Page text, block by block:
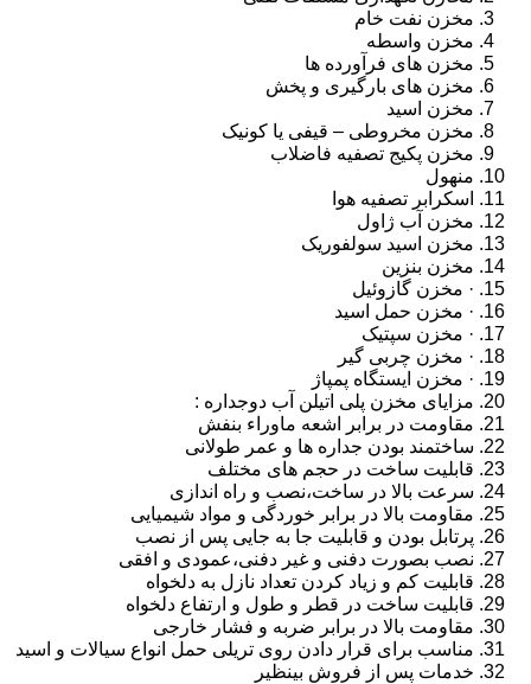
مخزن نفت خام
مخزن واسطه
مخزن های فرآورده ها
مخزن های بارگیری و پخش
مخزن اسید
مخزن مخروطی – قیفی یا کونیک
مخزن پکیج تصفیه فاضلاب
منهول
اسکرابر تصفیه هوا
مخزن آب ژاول
مخزن اسید سولفوریک
مخزن بنزین
· مخزن گازوئیل
· مخزن حمل اسید
· مخزن سپتیک
· مخزن چربی گیر
· مخزن ایستگاه پمپاژ
مزایای مخزن پلی اتیلن آب دوجداره :
مقاومت در برابر اشعه ماوراء بنفش
ساختمند بودن جداره ها و عمر طولانی
قابلیت ساخت در حجم های مختلف
سرعت بالا در ساخت،نصب و راه اندازی
مقاومت بالا در برابر خوردگی و مواد شیمیایی
پرتابل بودن و قابلیت جا به جایی پس از نصب
نصب بصورت دفنی و غیر دفنی،عمودی و افقی
قابلیت کم و زیاد کردن تعداد نازل به دلخواه
قابلیت ساخت در قطر و طول و ارتفاع دلخواه
مقاومت بالا در برابر ضربه و فشار خارجی
مناسب برای قرار دادن روی تریلی حمل انواع سیالات و اسید
خدمات پس از فروش بینظیر